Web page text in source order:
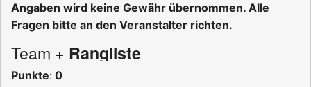
Angaben wird keine Gewähr übernommen. Alle
Fragen bitte an den Veranstalter richten.
Team + Rangliste
Punkte: 0